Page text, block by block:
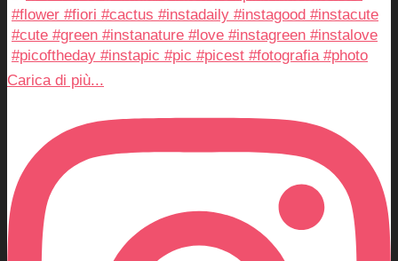
Carica di più...